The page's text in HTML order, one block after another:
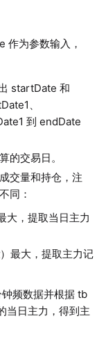
作为参数输入，
startDate 和
、
到 endDate
的交易日。
交量和持仓，注
同：
大，提取当日主力
）最大，提取主力记
频数据并根据 tb
当日主力，得到主